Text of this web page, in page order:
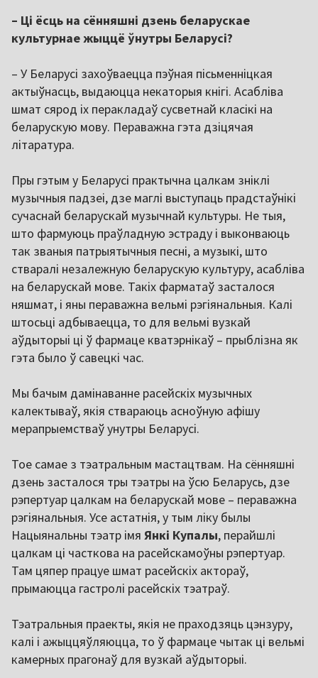
– Ці ёсць на сённяшні дзень беларускае
культурнае жыццё ўнутры Беларусі?
– У Беларусі захоўваецца пэўная пісьменніцкая
актыўнасць, выдаюцца некаторыя кнігі. Асабліва
шмат сярод іх перакладаў сусветнай класікі на
беларускую мову. Пераважна гэта дзіцячая
літаратура.
Пры гэтым у Беларусі практычна цалкам зніклі
музычныя падзеі, дзе маглі выступаць прадстаўнікі
сучаснай беларускай музычнай культуры. Не тыя,
што фармуюць праўладную эстраду і выконваюць
так званыя патрыятычныя песні, а музыкі, што
стваралі незалежную беларускую культуру, асабліва
на беларускай мове. Такіх фарматаў засталося
няшмат, і яны пераважна вельмі рэгіянальныя. Калі
штосьці адбываецца, то для вельмі вузкай
аўдыторыі ці ў фармаце кватэрнікаў – прыблізна як
гэта было ў савецкі час.
Мы бачым дамінаванне расейскіх музычных
калектываў, якія ствараюць асноўную афішу
мерапрыемстваў унутры Беларусі.
Тое самае з тэатральным мастацтвам. На сённяшні
дзень засталося тры тэатры на ўсю Беларусь, дзе
рэпертуар цалкам на беларускай мове – пераважна
рэгіянальныя. Усе астатнія, у тым ліку былы
Нацыянальны тэатр імя Янкі Купалы, перайшлі
цалкам ці часткова на расейскамоўны рэпертуар.
Там цяпер працуе шмат расейскіх актораў,
прымаюцца гастролі расейскіх тэатраў.
Тэатральныя праекты, якія не праходзяць цэнзуру,
калі і ажыццяўляюцца, то ў фармаце чытак ці вельмі
камерных прагонаў для вузкай аўдыторыі.